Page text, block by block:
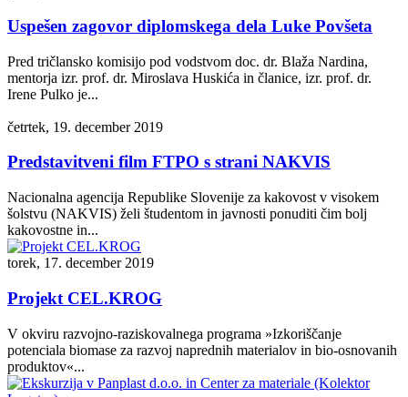
Uspešen zagovor diplomskega dela Luke Povšeta
Pred tričlansko komisijo pod vodstvom doc. dr. Blaža Nardina,
mentorja izr. prof. dr. Miroslava Huskića in članice, izr. prof. dr.
Irene Pulko je...
četrtek, 19. december 2019
Predstavitveni film FTPO s strani NAKVIS
Nacionalna agencija Republike Slovenije za kakovost v visokem
šolstvu (NAKVIS) želi študentom in javnosti ponuditi čim bolj
kakovostne in...
torek, 17. december 2019
Projekt CEL.KROG
V okviru razvojno-raziskovalnega programa »Izkoriščanje
potenciala biomase za razvoj naprednih materialov in bio-osnovanih
produktov«...